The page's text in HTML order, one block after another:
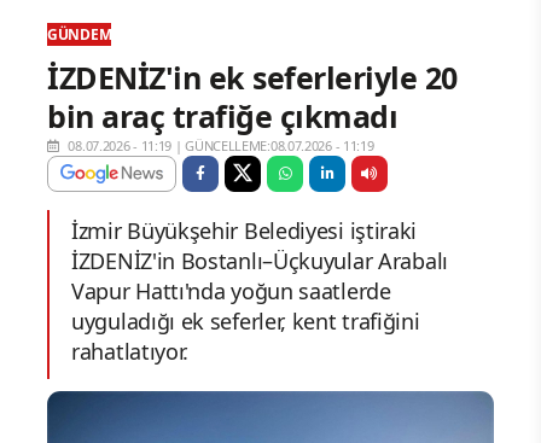
GÜNDEM
İZDENİZ'in ek seferleriyle 20
bin araç trafiğe çıkmadı
08.07.2026 - 11:19 |GÜNCELLEME:08.07.2026 - 11:19
İzmir Büyükşehir Belediyesi iştiraki
İZDENİZ'in Bostanlı–Üçkuyular Arabalı
Vapur Hattı'nda yoğun saatlerde
uyguladığı ek seferler, kent trafiğini
rahatlatıyor.